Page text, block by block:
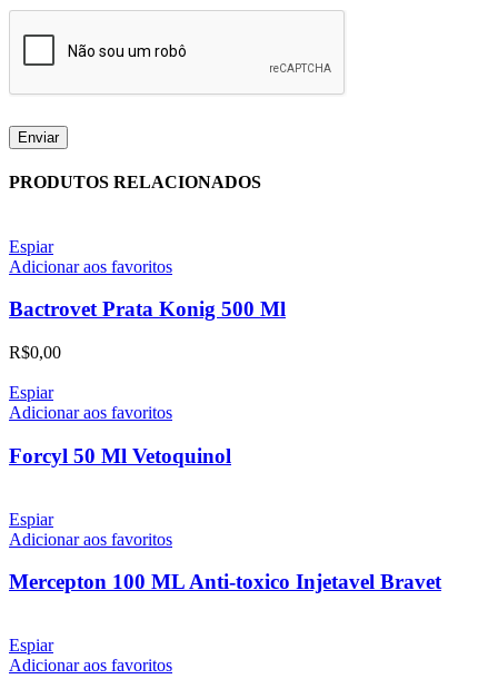
PRODUTOS RELACIONADOS
Espiar
Adicionar aos favoritos
Bactrovet Prata Konig 500 Ml
R$0,00
Espiar
Adicionar aos favoritos
Forcyl 50 Ml Vetoquinol
Espiar
Adicionar aos favoritos
Mercepton 100 ML Anti-toxico Injetavel Bravet
Espiar
Adicionar aos favoritos